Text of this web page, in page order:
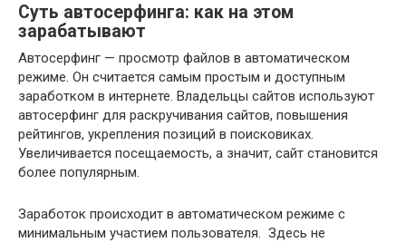
Суть автосерфинга: как на этом
зарабатывают
Автосерфинг — просмотр файлов в автоматическом
режиме. Он считается самым простым и доступным
заработком в интернете. Владельцы сайтов используют
автосерфинг для раскручивания сайтов, повышения
рейтингов, укрепления позиций в поисковиках.
Увеличивается посещаемость, а значит, сайт становится
более популярным.
Заработок происходит в автоматическом режиме с
минимальным участием пользователя. Здесь не